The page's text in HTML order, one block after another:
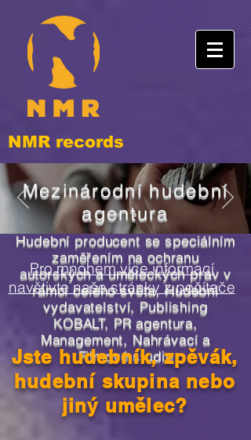
NMR records
Mezinárodní hudební
agentura
Hudební producent se speciálním
zaměřením na ochranu
autorských a uměleckých práv v
rámci celého světa, Hudební
vydavatelství, Publishing
KOBALT, PR agentura,
Management, Nahrávací a
Filmové studio
Pro mnohem více informací
navštivte naše stránky z počítače
Jste hudebník, zpěvák,
hudební skupina nebo
jiný umělec?